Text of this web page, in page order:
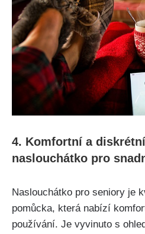
4. Komfortní a
naslouchátko pro
Naslouchátko pro seniory je
pomůcka, která nabízí
používání. Je vyvinuto s